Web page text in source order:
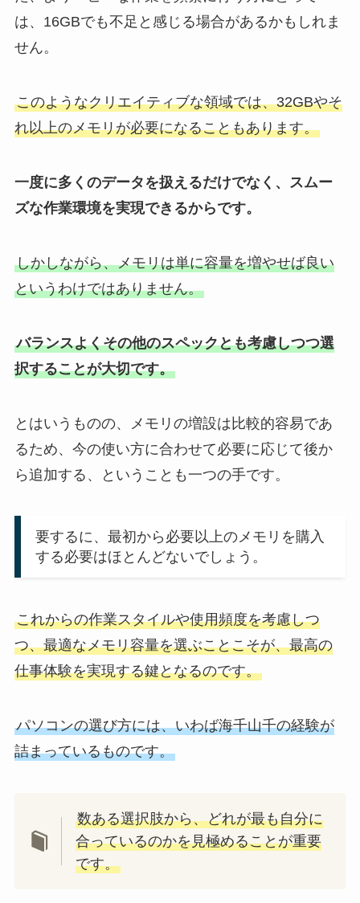
は、16GBでも不足と感じる場合があるかもしれま
せん。
このようなクリエイティブな領域では、32GBやそ
れ以上のメモリが必要になることもあります。
一度に多くのデータを扱えるだけでなく、スムー
ズな作業環境を実現できるからです。
しかしながら、メモリは単に容量を増やせば良い
というわけではありません。
バランスよくその他のスペックとも考慮しつつ選
択することが大切です。
とはいうものの、メモリの増設は比較的容易であ
るため、今の使い方に合わせて必要に応じて後か
ら追加する、ということも一つの手です。
要するに、最初から必要以上のメモリを購入
する必要はほとんどないでしょう。
これからの作業スタイルや使用頻度を考慮しつ
つ、最適なメモリ容量を選ぶことこそが、最高の
仕事体験を実現する鍵となるのです。
パソコンの選び方には、いわば海千山千の経験が
詰まっているものです。
数ある選択肢から、どれが最も自分に
合っているのかを見極めることが重要
です。